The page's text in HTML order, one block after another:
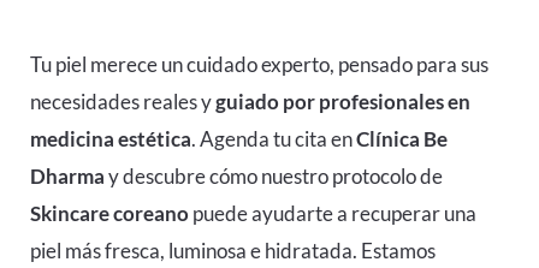
Tu piel merece un cuidado experto, pensado para sus
necesidades reales yguiado por profesionales en
medicina estética. Agenda tu cita enClínica Be
Dharmay descubre cómo nuestro protocolo de
Skincare coreanopuede ayudarte a recuperar una
piel más fresca, luminosa e hidratada. Estamos